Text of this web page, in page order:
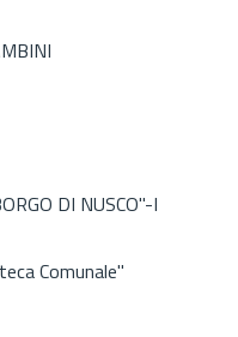
DI NUSCO"-I
Comunale"